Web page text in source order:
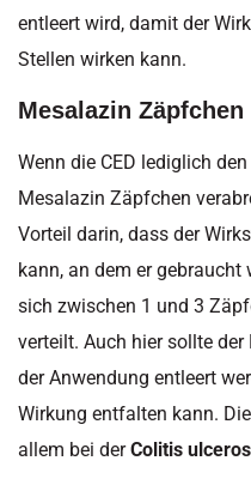
entleert wird, damit der
Stellen wirken kann.
Mesalazin Zäpfchen
Wenn die CED lediglich den
Mesalazin Zäpfchen
Vorteil darin, dass der
kann, an dem er
sich zwischen 1 und 3
verteilt. Auch hier sollte
der Anwendung entleert
Wirkung entfalten kann.
allem bei derColitis